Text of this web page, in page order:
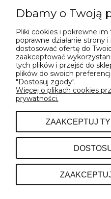
Whisky japońskie -
sklepie oferowana jest
adekwatnych do jakości
asortyment wysokiej klasy
i dodaj do koszyka!
O
Dbamy o Twoją
Pliki cookies i pokrewne
poprawne działanie strony
dostosować ofertę do
zaakceptować
tych plików i przejść do
plików do swoich
"Dostosuj zgody".
Więcej o plikach cookies
prywatności.
ZAAKCEPTUJ